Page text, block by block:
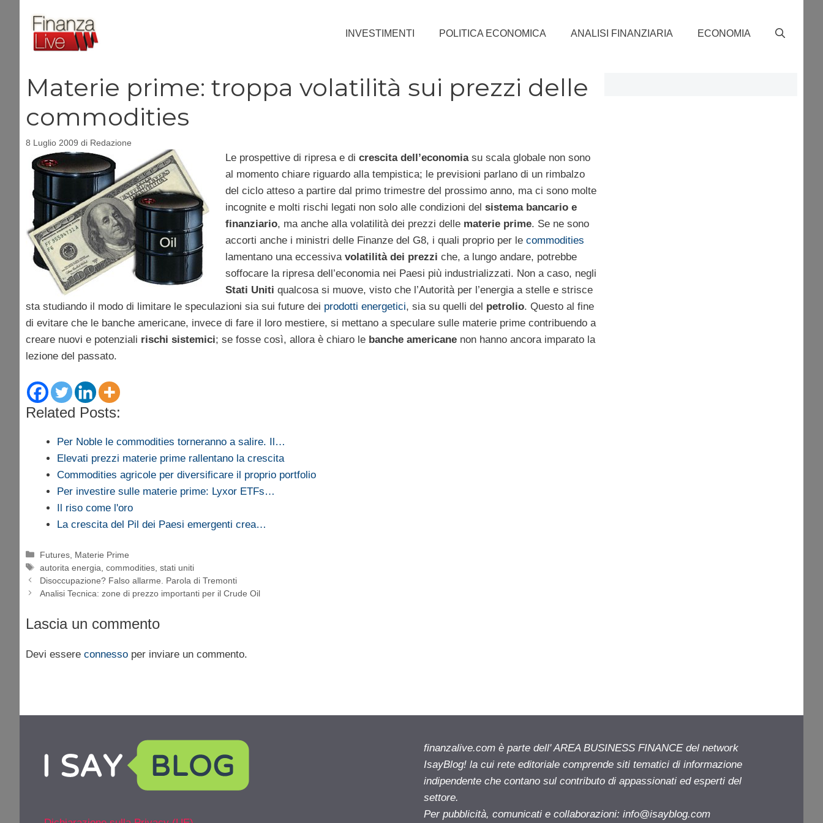
contenuto
INVESTIMENTI POLITICA ECONOMICA ANALISI FINANZIARIA ECONOMIA
Materie prime: troppa volatilità sui prezzi delle
commodities
8 Luglio 2009 di Redazione
Le prospettive di ripresa e di crescita dell’economiasu scala globale non sono
al momento chiare riguardo alla tempistica; le previsioni parlano di un rimbalzo
del ciclo atteso a partire dal primo trimestre del prossimo anno, ma ci sono molte
incognite e molti rischi legati non solo alle condizioni del sistema bancario e
finanziario, ma anche alla volatilità dei prezzi delle materie prime. Se ne sono
accorti anche i ministri delle Finanze del G8, i quali proprio per le commodities
lamentano una eccessivavolatilità dei prezzi che, a lungo andare, potrebbe
soffocare la ripresa dell’economia nei Paesi più industrializzati. Non a caso, negli
Stati Uniti qualcosa si muove, visto che l’Autorità per l’energia a stelle e strisce
sta studiando il modo di limitare le speculazioni sia sui future dei prodotti energetici, sia su quelli del petrolio. Questo al fine
di evitare che le banche americane, invece di fare il loro mestiere, si mettano a speculare sulle materie prime contribuendo a
creare nuovi e potenziali rischi sistemici; se fosse così, allora è chiaro le banche americane non hanno ancora imparato la
lezione del passato.
Related Posts:
Per Noble le commodities torneranno a salire. Il…
Elevati prezzi materie prime rallentano la crescita
Commodities agricole per diversificare il proprio portfolio
Per investire sulle materie prime: Lyxor ETFs…
Il riso come l'oro
La crescita del Pil dei Paesi emergenti crea…
Categorie
Futures Materie Prime
Tag
autorita energia ,commodities ,stati uniti
Disoccupazione? Falso allarme. Parola di Tremonti
Analisi Tecnica: zone di prezzo importanti per il Crude Oil
Lascia un commento
Devi essere connesso per inviare un commento.
finanzalive.com è parte dell' AREA BUSINESS FINANCE del network
IsayBlog! la cui rete editoriale comprende siti tematici di informazione
indipendente che contano sul contributo di appassionati ed esperti del
settore.
Per pubblicità, comunicati e collaborazioni: info@isayblog.com